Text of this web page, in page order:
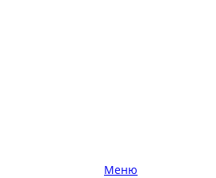
Меню